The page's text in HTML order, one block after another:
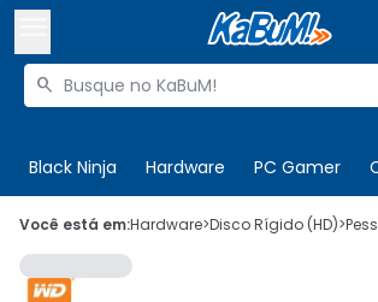
Buscar produtos

Black Ninja Hardware PC Gamer
 Olá. Acesse sua conta
 Departamentos
Você está em:Hardware>Disco Rígido (HD)>